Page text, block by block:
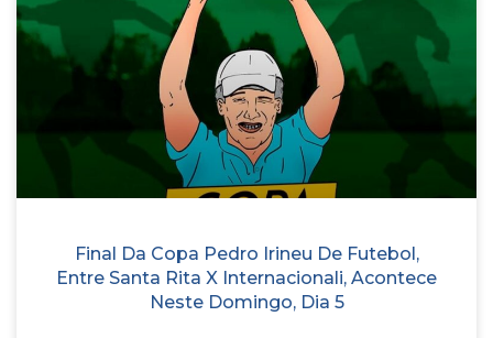
Final Da Copa Pedro Irineu De Futebol,
Entre Santa Rita X Internacionali, Acontece
Neste Domingo, Dia 5